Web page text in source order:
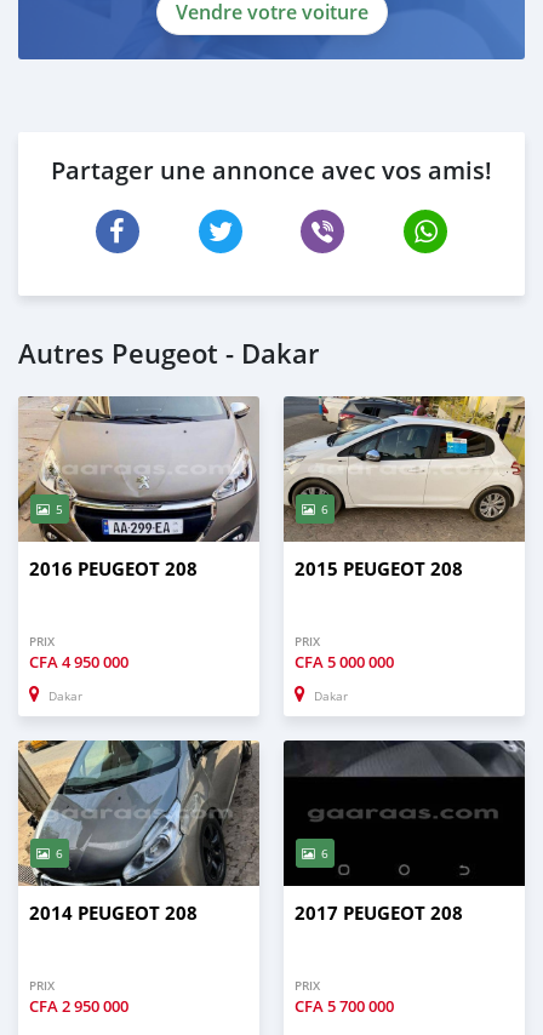
Vendre votre voiture
Partager une annonce avec vos amis!
Autres Peugeot - Dakar
5
2016 PEUGEOT 208
PRIX
CFA4 950 000
Dakar
6
2015 PEUGEOT 208
PRIX
CFA5 000 000
Dakar
6
2014 PEUGEOT 208
PRIX
CFA2 950 000
6
2017 PEUGEOT 208
PRIX
CFA5 700 000